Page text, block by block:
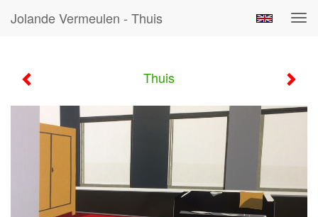
Jolande Vermeulen - Thuis
Thuis